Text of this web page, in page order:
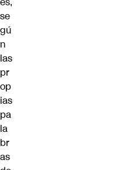
se
gú
n
las
pr
op
ias
pa
la
br
as